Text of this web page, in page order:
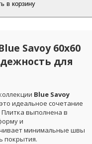
в корзину
Savoy 60x60
для
Blue Savoy
идеальное сочетание
Плитка выполнена в
и
минимальные швы
покрытия.